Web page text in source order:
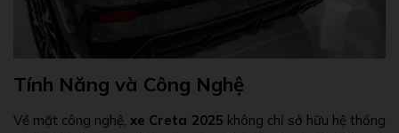
Tính Năng và Công Nghệ
Về mặt công nghệ,xe Creta 2025 không chỉ sở hữu hệ thống